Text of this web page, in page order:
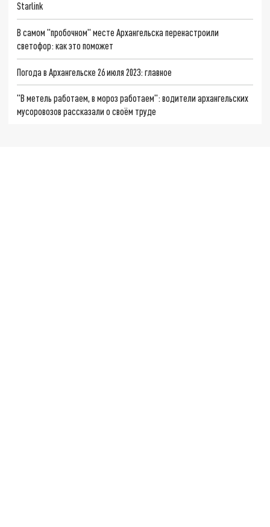
Starlink
В самом "пробочном" месте Архангельска перенастроили
светофор: как это поможет
Погода в Архангельске 26 июля 2023: главное
"В метель работаем, в мороз работаем": водители архангельских
мусоровозов рассказали о своём труде